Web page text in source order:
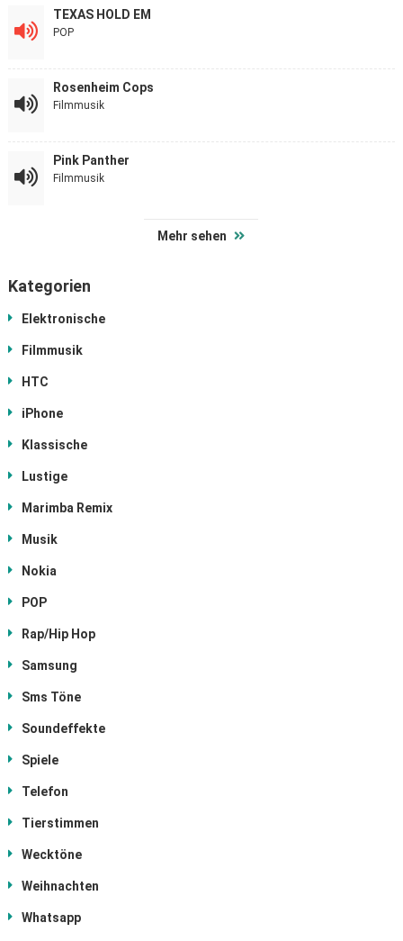
TEXAS HOLD EM
POP
Rosenheim Cops
Filmmusik
Pink Panther
Filmmusik
Mehr sehen
Kategorien
Elektronische
Filmmusik
HTC
iPhone
Klassische
Lustige
Marimba Remix
Musik
Nokia
POP
Rap/Hip Hop
Samsung
Sms Töne
Soundeffekte
Spiele
Telefon
Tierstimmen
Wecktöne
Weihnachten
Whatsapp